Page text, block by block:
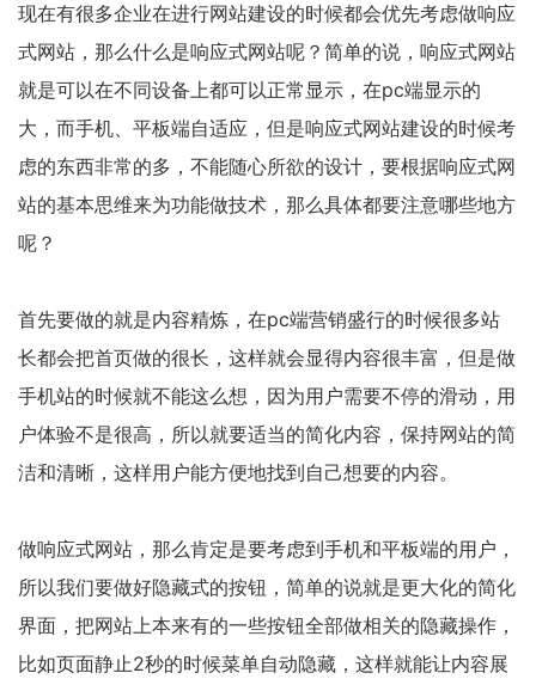
现在有很多企业在进行网站建设的时候都会优先考虑做响应
式网站，那么什么是响应式网站呢？简单的说，响应式网站
就是可以在不同设备上都可以正常显示，在pc端显示的
大，而手机、平板端自适应，但是响应式网站建设的时候考
虑的东西非常的多，不能随心所欲的设计，要根据响应式网
站的基本思维来为功能做技术，那么具体都要注意哪些地方
呢？
首先要做的就是内容精炼，在pc端营销盛行的时候很多站
长都会把首页做的很长，这样就会显得内容很丰富，但是做
手机站的时候就不能这么想，因为用户需要不停的滑动，用
户体验不是很高，所以就要适当的简化内容，保持网站的简
洁和清晰，这样用户能方便地找到自己想要的内容。
做响应式网站，那么肯定是要考虑到手机和平板端的用户，
所以我们要做好隐藏式的按钮，简单的说就是更大化的简化
界面，把网站上本来有的一些按钮全部做相关的隐藏操作，
比如页面静止2秒的时候菜单自动隐藏，这样就能让内容展